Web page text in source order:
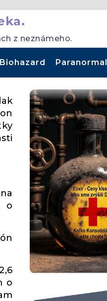
z neznámeho.
Biohazard Paranormal
o
o